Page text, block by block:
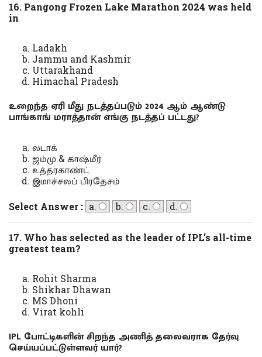
16. Pangong Frozen Lake Marathon 2024 was held
in
Ladakh
Jammu and Kashmir
Uttarakhand
Himachal Pradesh
உறைந்த ஏரி மீது நடத்தப்படும் 2024 ஆம் ஆண்டு
பாங்காங் மராத்தான் எங்கு நடத்தப் பட்டது?
லடாக்
ஜம்மு & காஷ்மீர்
உத்தரகாண்ட்
இமாச்சலப் பிரதேசம்
Select Answer : a. b. c. d.
17. Who has selected as the leader of IPL's all-time
greatest team?
Rohit Sharma
Shikhar Dhawan
MS Dhoni
Virat kohli
IPL போட்டிகளின் சிறந்த அணித் தலைவராக தேர்வு
செய்யப்பட்டுள்ளவர் யார்?